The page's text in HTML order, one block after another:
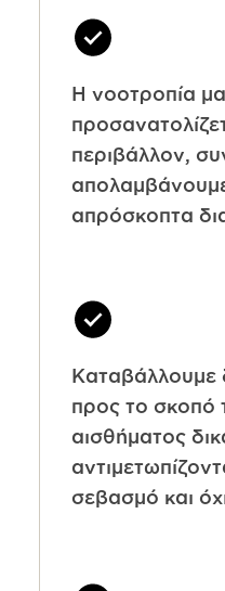
Η νοοτροπία
περιβάλλον,
απρόσκοπτα
Καταβάλλουμε
προς το σκοπό
αισθήματος
σεβασμό και